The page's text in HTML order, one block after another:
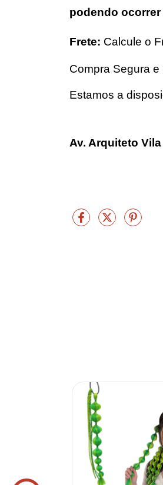
podendo ocorrer
Frete: Calcule o
Compra Segura
Estamos a
Av. Arquiteto